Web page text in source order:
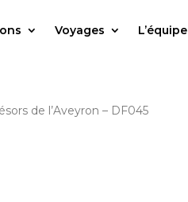
Voyages L’équipe
de l’Aveyron – DF045